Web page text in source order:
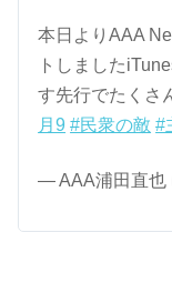
本日よりAAA
トしました
す先行でたくさ
月9 #民衆の敵 #
— AAA浦田直也